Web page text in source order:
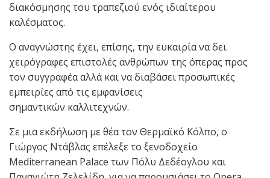
διακόσμησης του τραπεζιού ενός ιδιαίτερου
καλέσματος.
Ο αναγνώστης έχει, επίσης, την ευκαιρία να δει
χειρόγραφες επιστολές ανθρώπων της όπερας προς
τον συγγραφέα αλλά και να διαβάσει προσωπικές
εμπειρίες από τις εμφανίσεις
σημαντικών καλλιτεχνών.
Σε μια εκδήλωση με θέα τον Θερμαϊκό Κόλπο, ο
Γιώργος Ντάβλας επέλεξε το ξενοδοχείο
Mediterranean Palace των Πόλυ Δεδέογλου και